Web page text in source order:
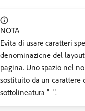
NOTA
Evita di usare caratteri
denominazione del
pagina. Uno spazio nel
sostituito da un carattere
sottolineatura "_".